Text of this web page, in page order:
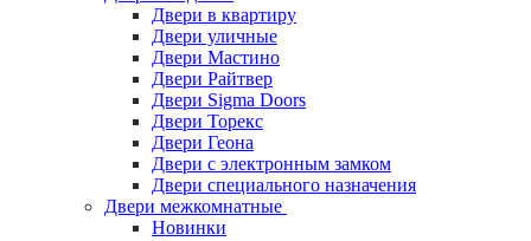
Двери в квартиру
Двери уличные
Двери Мастино
Двери Райтвер
Двери Sigma Doors
Двери Торекс
Двери Геона
Двери с электронным замком
Двери специального назначения
Двери межкомнатные
Новинки